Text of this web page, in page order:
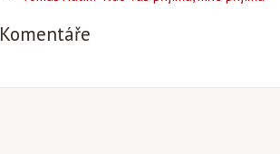
Komentáře